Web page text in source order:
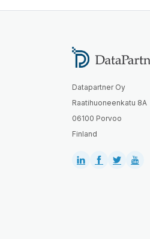
Datapartner Oy
Raatihuoneenkatu 8A
06100 Porvoo
Finland